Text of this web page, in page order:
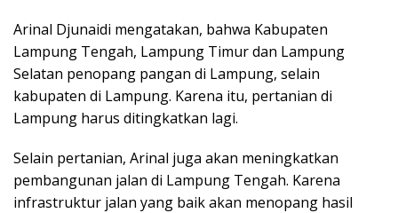
Arinal Djunaidi mengatakan, bahwa Kabupaten
Lampung Tengah, Lampung Timur dan Lampung
Selatan penopang pangan di Lampung, selain
kabupaten di Lampung. Karena itu, pertanian di
Lampung harus ditingkatkan lagi.
Selain pertanian, Arinal juga akan meningkatkan
pembangunan jalan di Lampung Tengah. Karena
infrastruktur jalan yang baik akan menopang hasil